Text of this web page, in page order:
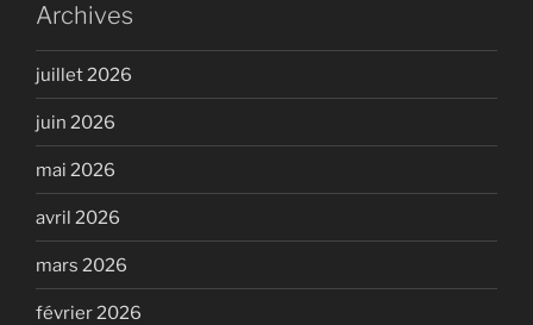
Archives
juillet 2026
juin 2026
mai 2026
avril 2026
mars 2026
février 2026